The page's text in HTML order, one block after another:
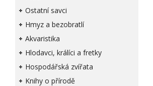
Ostatní savci
Hmyz a bezobratlí
Akvaristika
Hlodavci, králíci a fretky
Hospodářská zvířata
Knihy o přírodě